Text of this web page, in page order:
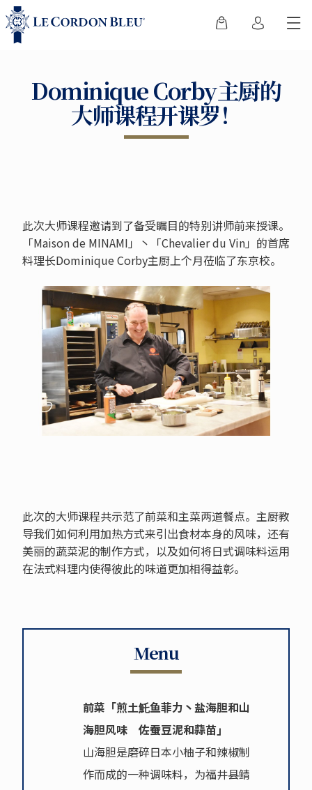
Dominique Corby主厨的
大师课程开课罗！
此次大师课程邀请到了备受瞩目的特别讲师前来授课。
「Maison de MINAMI」丶「Chevalier du Vin」的首席
料理长Dominique Corby主厨上个月莅临了东京校。
此次的大师课程共示范了前菜和主菜两道餐点。主厨教
导我们如何利用加热方式来引出食材本身的风味，还有
美丽的蔬菜泥的制作方式，以及如何将日式调味料运用
在法式料理内使得彼此的味道更加相得益彰。
Menu
前菜「煎土魠鱼菲力丶盐海胆和山
海胆风味 佐蚕豆泥和蒜苗」
山海胆是磨碎日本小柚子和辣椒制
作而成的一种调味料，为福井县鲭